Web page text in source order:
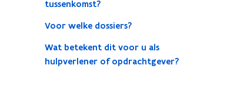
tussenkomst?
Voor welke dossiers?
Wat betekent dit voor u als
hulpverlener of opdrachtgever?